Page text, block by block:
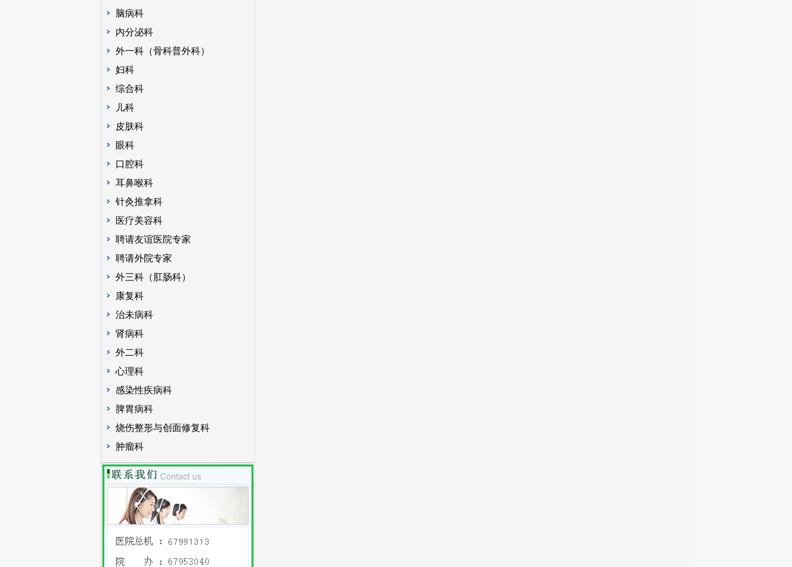
脑病科
内分泌科
外一科（骨科普外科）
妇科
综合科
儿科
皮肤科
眼科
口腔科
耳鼻喉科
针灸推拿科
医疗美容科
聘请友谊医院专家
聘请外院专家
外三科（肛肠科）
康复科
治未病科
肾病科
外二科
心理科
感染性疾病科
脾胃病科
烧伤整形与创面修复科
肿瘤科